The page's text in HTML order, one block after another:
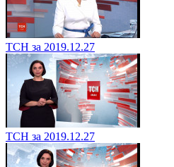
ТСН за 2019.12.27
ТСН за 2019.12.27